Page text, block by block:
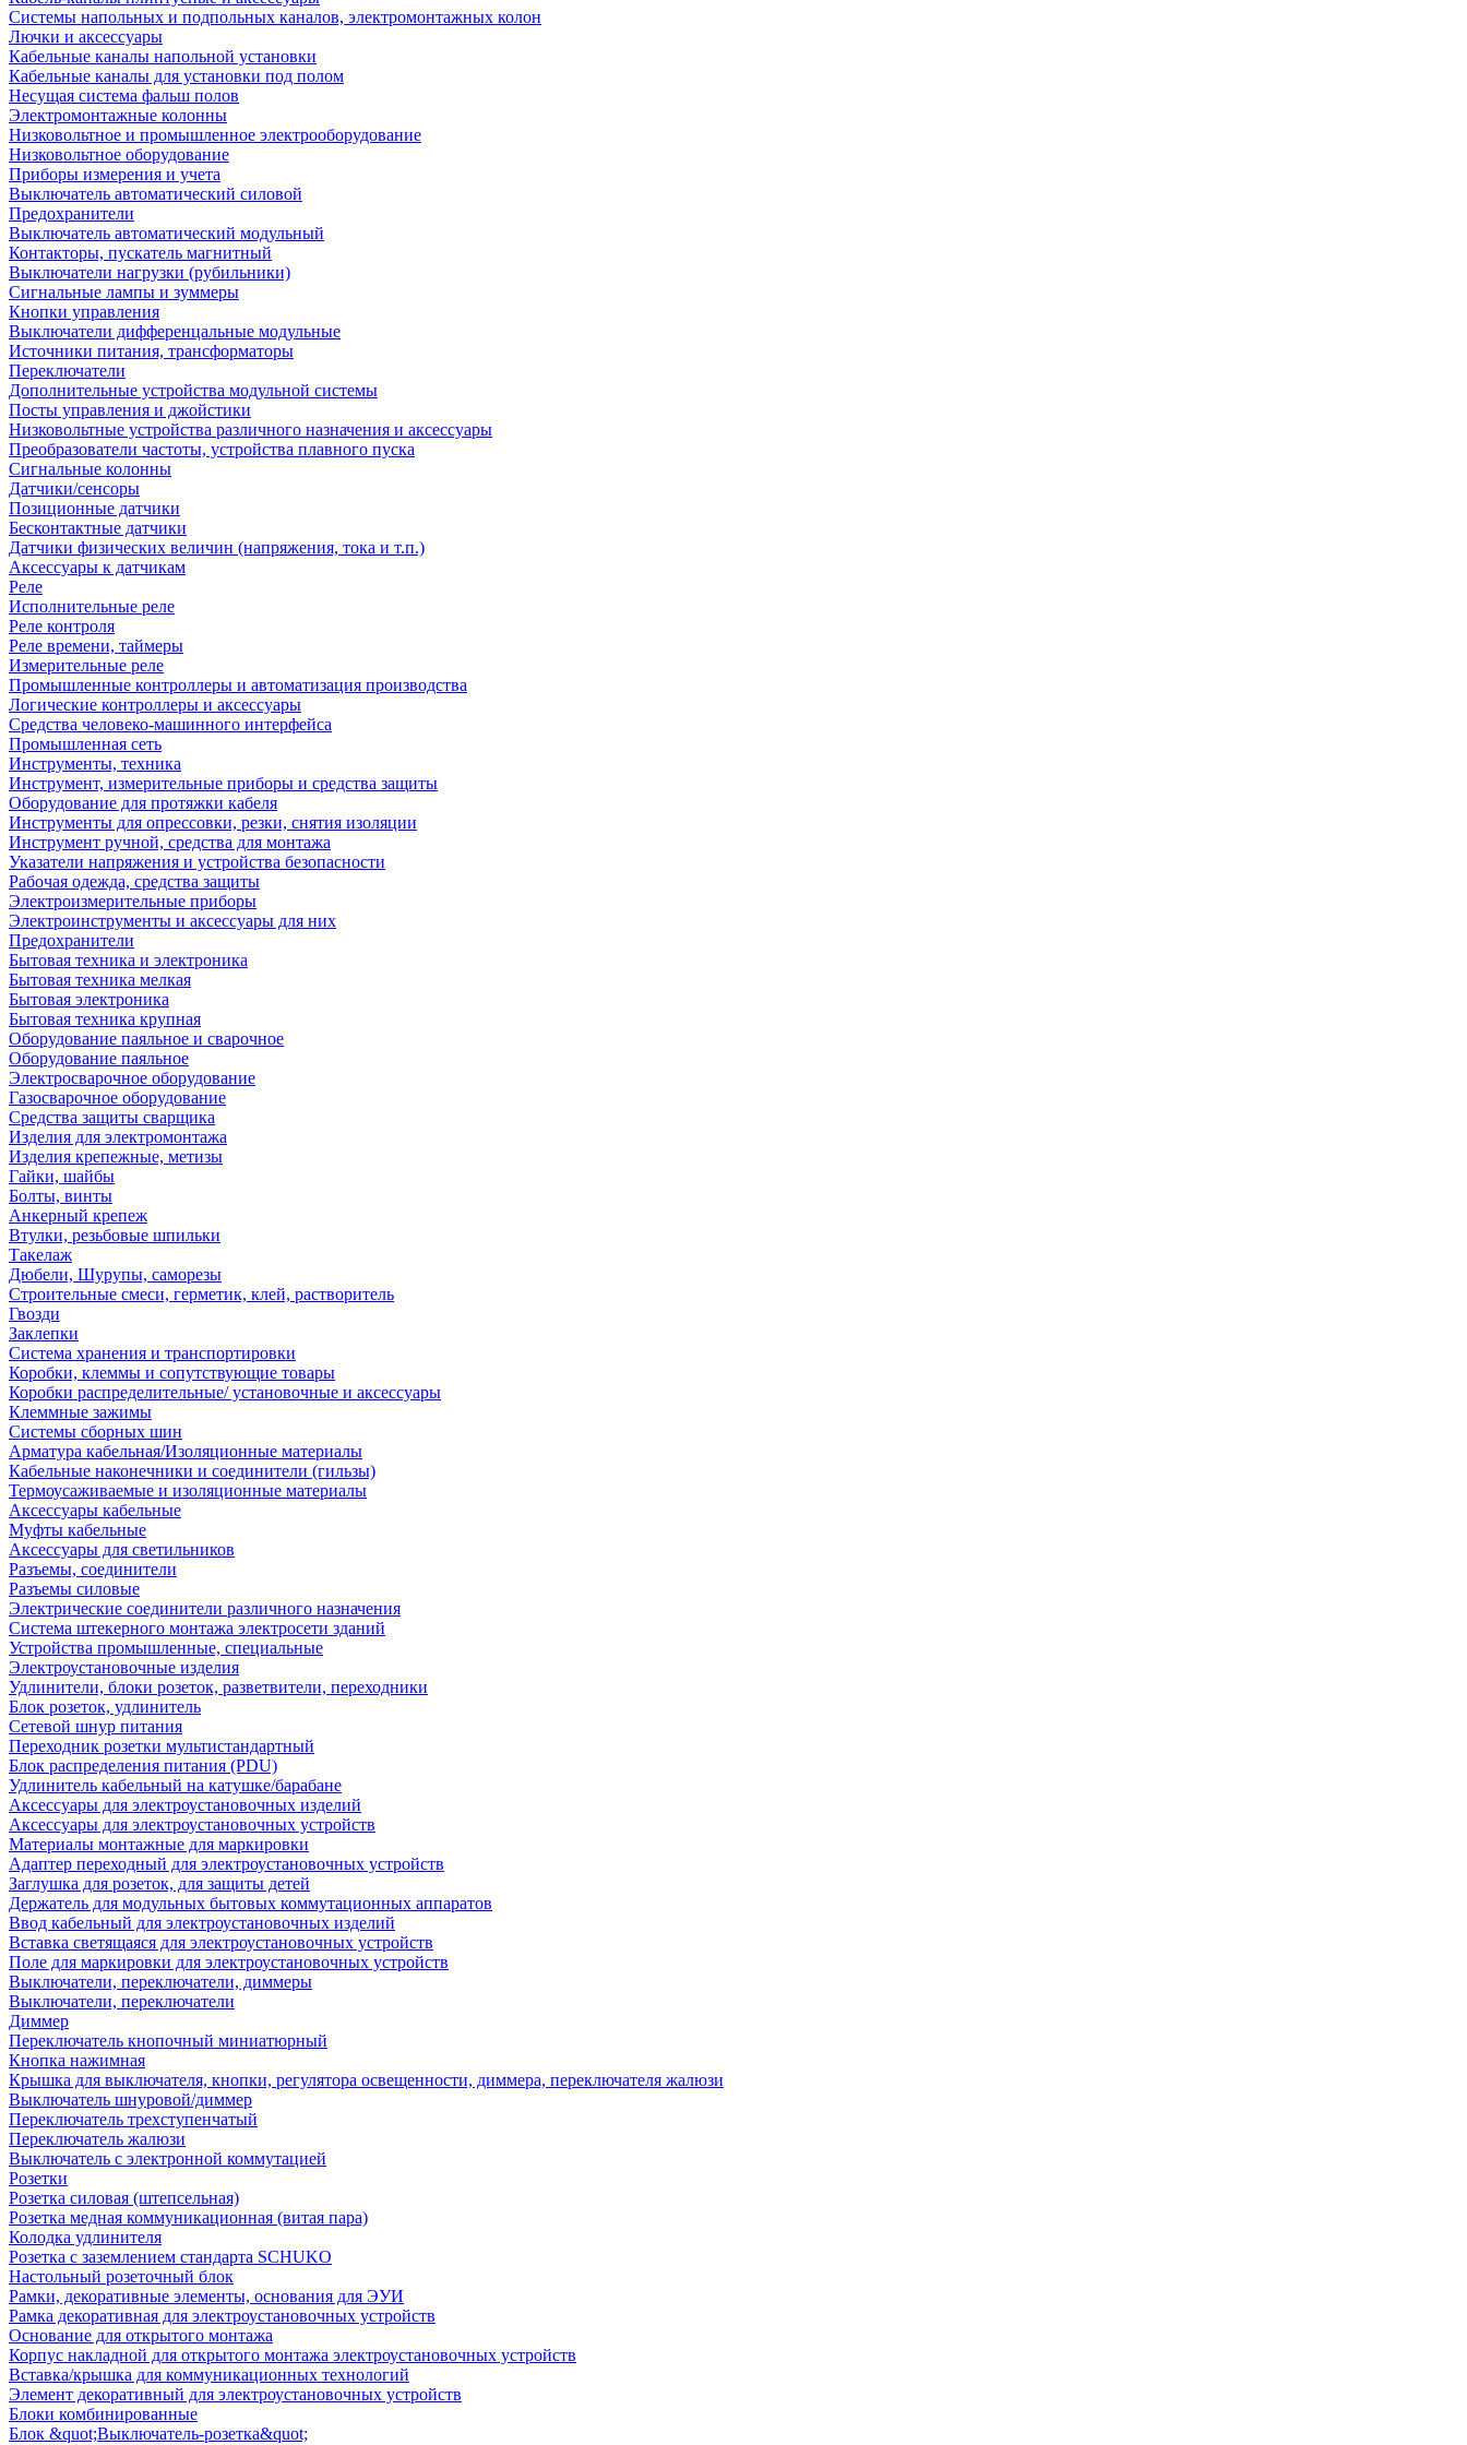
Системы напольных и подпольных каналов, электромонтажных колон
Лючки и аксессуары
Кабельные каналы напольной установки
Кабельные каналы для установки под полом
Несущая система фальш полов
Электромонтажные колонны
Низковольтное и промышленное электрооборудование
Низковольтное оборудование
Приборы измерения и учета
Выключатель автоматический силовой
Предохранители
Выключатель автоматический модульный
Контакторы, пускатель магнитный
Выключатели нагрузки (рубильники)
Сигнальные лампы и зуммеры
Кнопки управления
Выключатели дифференцальные модульные
Источники питания, трансформаторы
Переключатели
Дополнительные устройства модульной системы
Посты управления и джойстики
Низковольтные устройства различного назначения и аксессуары
Преобразователи частоты, устройства плавного пуска
Сигнальные колонны
Датчики/сенсоры
Позиционные датчики
Бесконтактные датчики
Датчики физических величин (напряжения, тока и т.п.)
Аксессуары к датчикам
Реле
Исполнительные реле
Реле контроля
Реле времени, таймеры
Измерительные реле
Промышленные контроллеры и автоматизация производства
Логические контроллеры и аксессуары
Средства человеко-машинного интерфейса
Промышленная сеть
Инструменты, техника
Инструмент, измерительные приборы и средства защиты
Оборудование для протяжки кабеля
Инструменты для опрессовки, резки, снятия изоляции
Инструмент ручной, средства для монтажа
Указатели напряжения и устройства безопасности
Рабочая одежда, средства защиты
Электроизмерительные приборы
Электроинструменты и аксессуары для них
Предохранители
Бытовая техника и электроника
Бытовая техника мелкая
Бытовая электроника
Бытовая техника крупная
Оборудование паяльное и сварочное
Оборудование паяльное
Электросварочное оборудование
Газосварочное оборудование
Средства защиты сварщика
Изделия для электромонтажа
Изделия крепежные, метизы
Гайки, шайбы
Болты, винты
Анкерный крепеж
Втулки, резьбовые шпильки
Такелаж
Дюбели, Шурупы, саморезы
Строительные смеси, герметик, клей, растворитель
Гвозди
Заклепки
Система хранения и транспортировки
Коробки, клеммы и сопутствующие товары
Коробки распределительные/ установочные и аксессуары
Клеммные зажимы
Системы сборных шин
Арматура кабельная/Изоляционные материалы
Кабельные наконечники и соединители (гильзы)
Термоусаживаемые и изоляционные материалы
Аксессуары кабельные
Муфты кабельные
Аксессуары для светильников
Разъемы, соединители
Разъемы силовые
Электрические соединители различного назначения
Система штекерного монтажа электросети зданий
Устройства промышленные, специальные
Электроустановочные изделия
Удлинители, блоки розеток, разветвители, переходники
Блок розеток, удлинитель
Сетевой шнур питания
Переходник розетки мультистандартный
Блок распределения питания (PDU)
Удлинитель кабельный на катушке/барабане
Аксессуары для электроустановочных изделий
Аксессуары для электроустановочных устройств
Материалы монтажные для маркировки
Адаптер переходный для электроустановочных устройств
Заглушка для розеток, для защиты детей
Держатель для модульных бытовых коммутационных аппаратов
Ввод кабельный для электроустановочных изделий
Вставка светящаяся для электроустановочных устройств
Поле для маркировки для электроустановочных устройств
Выключатели, переключатели, диммеры
Выключатели, переключатели
Диммер
Переключатель кнопочный миниатюрный
Кнопка нажимная
Крышка для выключателя, кнопки, регулятора освещенности, диммера, переключателя жалюзи
Выключатель шнуровой/диммер
Переключатель трехступенчатый
Переключатель жалюзи
Выключатель с электронной коммутацией
Розетки
Розетка силовая (штепсельная)
Розетка медная коммуникационная (витая пара)
Колодка удлинителя
Розетка с заземлением стандарта SCHUKO
Настольный розеточный блок
Рамки, декоративные элементы, основания для ЭУИ
Рамка декоративная для электроустановочных устройств
Основание для открытого монтажа
Корпус накладной для открытого монтажа электроустановочных устройств
Вставка/крышка для коммуникационных технологий
Элемент декоративный для электроустановочных устройств
Блоки комбинированные
Блок &quot;Выключатель-розетка&quot;